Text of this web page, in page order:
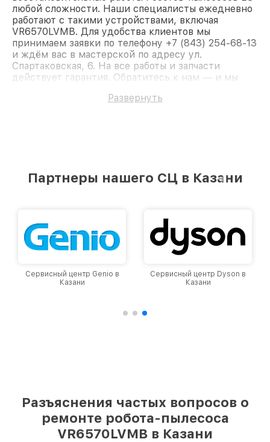
любой сложности. Наши специалисты ежедневно
работают с такими устройствами, включая
VR6570LVMB. Для удобства клиентов мы
принимаем заявки по телефону +7 (843) 254-68-13
и ждём вас в мастерской по адресу ул.
Спартаковская, 6. На все работы и запчасти
действует гарантия. Обратитесь к нам — и мы
Развернуть
Партнеры нашего СЦ в Казани
Сервисный центр Genio в
Казани
Сервисный центр Dyson в
Казани
Разъяснения частых вопросов о
ремонте робота-пылесоса
VR6570LVMB в Казани